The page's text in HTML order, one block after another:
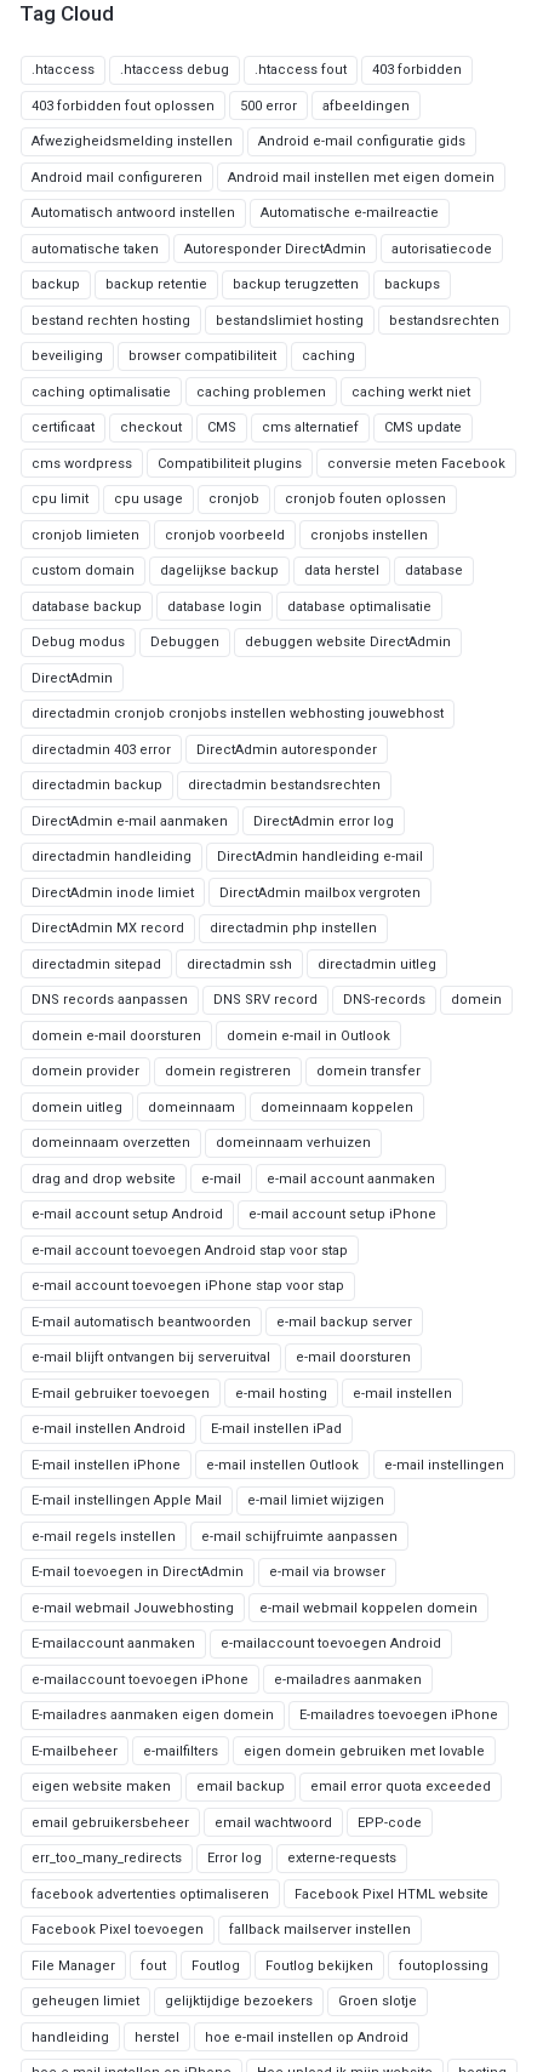
Tag Cloud
.htaccess .htaccess debug .htaccess fout 403 forbidden
403 forbidden fout oplossen 500 error afbeeldingen
Afwezigheidsmelding instellen Android e-mail configuratie gids
Android mail configureren Android mail instellen met eigen domein
Automatisch antwoord instellen Automatische e-mailreactie
automatische taken Autoresponder DirectAdmin autorisatiecode
backup backup retentie backup terugzetten backups
bestand rechten hosting bestandslimiet hosting bestandsrechten
beveiliging browser compatibiliteit caching
caching optimalisatie caching problemen caching werkt niet
certificaat checkout CMS cms alternatief CMS update
cms wordpress Compatibiliteit plugins conversie meten Facebook
cpu limit cpu usage cronjob cronjob fouten oplossen
cronjob limieten cronjob voorbeeld cronjobs instellen
custom domain dagelijkse backup data herstel database
database backup database login database optimalisatie
Debug modus Debuggen debuggen website DirectAdmin
DirectAdmin
directadmin cronjob cronjobs instellen webhosting jouwebhost
directadmin 403 error DirectAdmin autoresponder
directadmin backup directadmin bestandsrechten
DirectAdmin e-mail aanmaken DirectAdmin error log
directadmin handleiding DirectAdmin handleiding e-mail
DirectAdmin inode limiet DirectAdmin mailbox vergroten
DirectAdmin MX record directadmin php instellen
directadmin sitepad directadmin ssh directadmin uitleg
DNS records aanpassen DNS SRV record DNS-records domein
domein e-mail doorsturen domein e-mail in Outlook
domein provider domein registreren domein transfer
domein uitleg domeinnaam domeinnaam koppelen
domeinnaam overzetten domeinnaam verhuizen
drag and drop website e-mail e-mail account aanmaken
e-mail account setup Android e-mail account setup iPhone
e-mail account toevoegen Android stap voor stap
e-mail account toevoegen iPhone stap voor stap
E-mail automatisch beantwoorden e-mail backup server
e-mail blijft ontvangen bij serveruitval e-mail doorsturen
E-mail gebruiker toevoegen e-mail hosting e-mail instellen
e-mail instellen Android E-mail instellen iPad
E-mail instellen iPhone e-mail instellen Outlook e-mail instellingen
E-mail instellingen Apple Mail e-mail limiet wijzigen
e-mail regels instellen e-mail schijfruimte aanpassen
E-mail toevoegen in DirectAdmin e-mail via browser
e-mail webmail Jouwebhosting e-mail webmail koppelen domein
E-mailaccount aanmaken e-mailaccount toevoegen Android
e-mailaccount toevoegen iPhone e-mailadres aanmaken
E-mailadres aanmaken eigen domein E-mailadres toevoegen iPhone
E-mailbeheer e-mailfilters eigen domein gebruiken met lovable
eigen website maken email backup email error quota exceeded
email gebruikersbeheer email wachtwoord EPP-code
err_too_many_redirects Error log externe-requests
facebook advertenties optimaliseren Facebook Pixel HTML website
Facebook Pixel toevoegen fallback mailserver instellen
File Manager fout Foutlog Foutlog bekijken foutoplossing
geheugen limiet gelijktijdige bezoekers Groen slotje
handleiding herstel hoe e-mail instellen op Android